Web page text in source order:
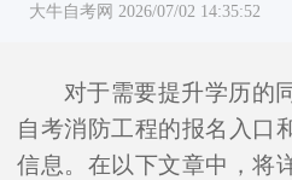
大牛自考网 2026/07/02 14:35:52
对于需要提升学历的
自考消防工程的报名入口
信息。在以下文章中，将